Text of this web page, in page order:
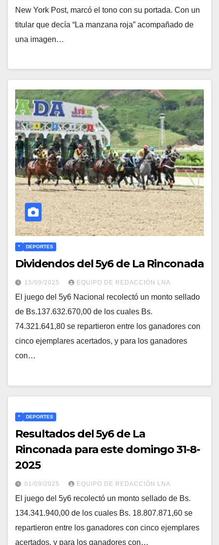
New York Post, marcó el tono con su portada. Con un
titular que decía “La manzana roja” acompañado de
una imagen…
* DEPORTES
Dividendos del 5y6 de La Rinconada
15/09/2025 EQUIPO DE REDACCIÓN LNA
El juego del 5y6 Nacional recolectó un monto sellado
de Bs.137.632.670,00 de los cuales Bs.
74.321.641,80 se repartieron entre los ganadores con
cinco ejemplares acertados, y para los ganadores
con…
* DEPORTES
Resultados del 5y6 de La
Rinconada para este domingo 31-8-
2025
01/09/2025 EQUIPO DE REDACCIÓN LNA
El juego del 5y6 recolectó un monto sellado de Bs.
134.341.940,00 de los cuales Bs. 18.807.871,60 se
repartieron entre los ganadores con cinco ejemplares
acertados, y para los ganadores con…